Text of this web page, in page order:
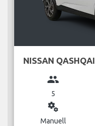
NISSAN QASHQAI
group
5
miscellaneous_services
Manuell